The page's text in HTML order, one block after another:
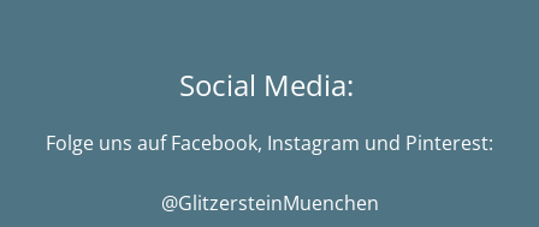
Social Media:
Folge uns auf Facebook, Instagram und Pinterest:
@GlitzersteinMuenchen